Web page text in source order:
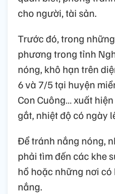
cho người, tài sản.
Trước đó, trong
phương trong tỉnh
nóng, khô hạn trên
6 và 7/5 tại huyện
Con Cuông… xuất
gắt, nhiệt độ có ngày
Để tránh nắng nóng,
phải tìm đến các khe
hồ hoặc những nơi
nắng.